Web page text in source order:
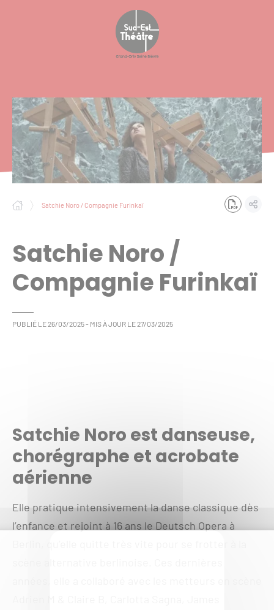
Panneau de gestion des cookies
Satchie Noro / Compagnie Furinkaï
Satchie Noro /
Compagnie Furinkaï
PUBLIÉ LE26/03/2025- MIS À JOUR LE27/03/2025
Satchie Noro est danseuse,
chorégraphe et acrobate
aérienne
Elle pratique intensivement la danse classique dès
l’enfance et rejoint à 16 ans le Deutsch Opera à